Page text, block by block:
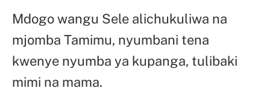
Mdogo wangu Sele alichukuliwa na
mjomba Tamimu, nyumbani tena
kwenye nyumba ya kupanga, tulibaki
mimi na mama.